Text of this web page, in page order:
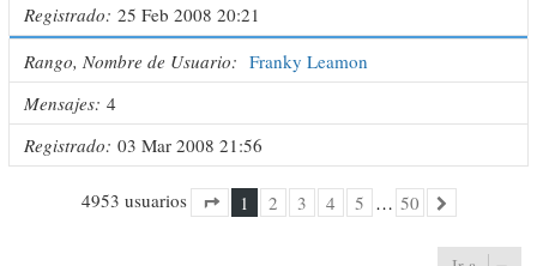
Registrado 25 Feb 2008 20:21
Rango, Nombre de Usuario
Franky Leamon
Mensajes 4
Registrado 03 Mar 2008 21:56
4953 usuarios
1 50
1 2 3 4 5 … 50